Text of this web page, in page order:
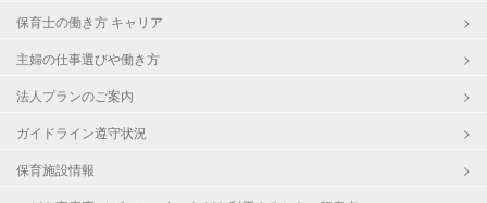
保育士の働き方 キャリア
主婦の仕事選びや働き方
法人プランのご案内
ガイドライン遵守状況
保育施設情報